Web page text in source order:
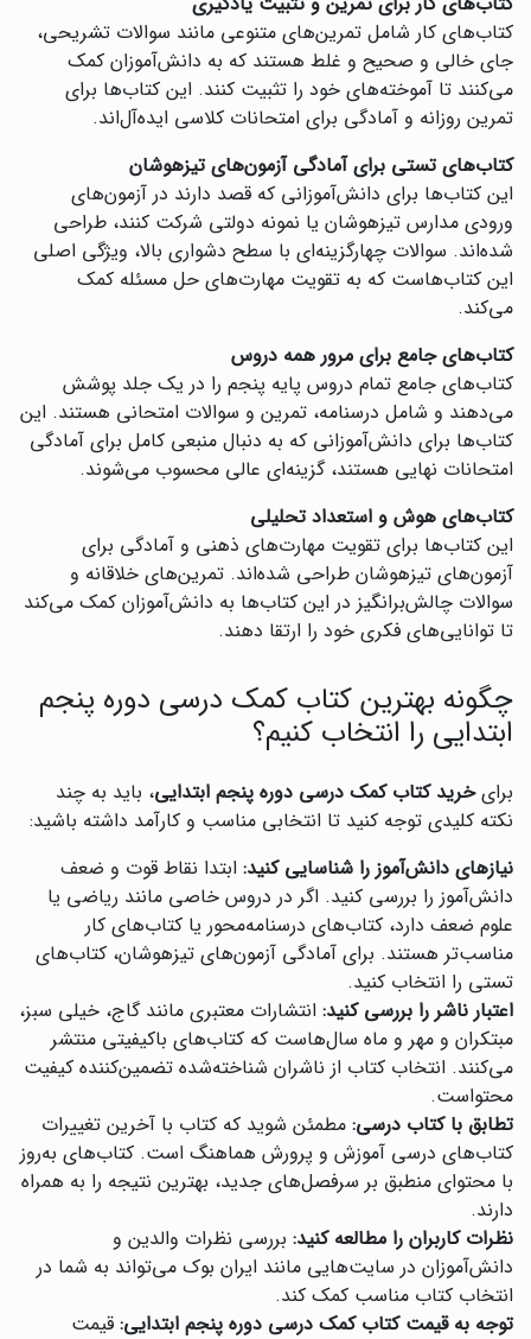
کتاب‌های کار برای تمرین و تثبیت یادگیری
کتاب‌های کار شامل تمرین‌های متنوعی مانند سوالات تشریحی،
جای خالی و صحیح و غلط هستند که به دانش‌آموزان کمک
می‌کنند تا آموخته‌های خود را تثبیت کنند. این کتاب‌ها برای
تمرین روزانه و آمادگی برای امتحانات کلاسی ایده‌آل‌اند.
کتاب‌های تستی برای آمادگی آزمون‌های تیزهوشان
این کتاب‌ها برای دانش‌آموزانی که قصد دارند در آزمون‌های
ورودی مدارس تیزهوشان یا نمونه دولتی شرکت کنند، طراحی
شده‌اند. سوالات چهارگزینه‌ای با سطح دشواری بالا، ویژگی اصلی
این کتاب‌هاست که به تقویت مهارت‌های حل مسئله کمک
می‌کند.
کتاب‌های جامع برای مرور همه دروس
کتاب‌های جامع تمام دروس پایه پنجم را در یک جلد پوشش
می‌دهند و شامل درسنامه، تمرین و سوالات امتحانی هستند. این
کتاب‌ها برای دانش‌آموزانی که به دنبال منبعی کامل برای آمادگی
امتحانات نهایی هستند، گزینه‌ای عالی محسوب می‌شوند.
کتاب‌های هوش و استعداد تحلیلی
این کتاب‌ها برای تقویت مهارت‌های ذهنی و آمادگی برای
آزمون‌های تیزهوشان طراحی شده‌اند. تمرین‌های خلاقانه و
سوالات چالش‌برانگیز در این کتاب‌ها به دانش‌آموزان کمک می‌کند
تا توانایی‌های فکری خود را ارتقا دهند.
چگونه بهترین کتاب کمک درسی دوره پنجم
ابتدایی را انتخاب کنیم؟
برایخرید کتاب کمک درسی دوره پنجم ابتدایی، باید به چند
نکته کلیدی توجه کنید تا انتخابی مناسب و کارآمد داشته باشید:
نیازهای دانش‌آموز را شناسایی کنید: ابتدا نقاط قوت و ضعف
دانش‌آموز را بررسی کنید. اگر در دروس خاصی مانند ریاضی یا
علوم ضعف دارد، کتاب‌های درسنامه‌محور یا کتاب‌های کار
مناسب‌تر هستند. برای آمادگی آزمون‌های تیزهوشان، کتاب‌های
تستی را انتخاب کنید.
اعتبار ناشر را بررسی کنید: انتشارات معتبری مانند گاج، خیلی سبز،
مبتکران و مهر و ماه سال‌هاست که کتاب‌های باکیفیتی منتشر
می‌کنند. انتخاب کتاب از ناشران شناخته‌شده تضمین‌کننده کیفیت
محتواست.
تطابق با کتاب درسی: مطمئن شوید که کتاب با آخرین تغییرات
کتاب‌های درسی آموزش و پرورش هماهنگ است. کتاب‌های به‌روز
با محتوای منطبق بر سرفصل‌های جدید، بهترین نتیجه را به همراه
دارند.
نظرات کاربران را مطالعه کنید: بررسی نظرات والدین و
دانش‌آموزان در سایت‌هایی مانند ایران بوک می‌تواند به شما در
انتخاب کتاب مناسب کمک کند.
توجه به قیمت کتاب کمک درسی دوره پنجم ابتدایی: قیمت